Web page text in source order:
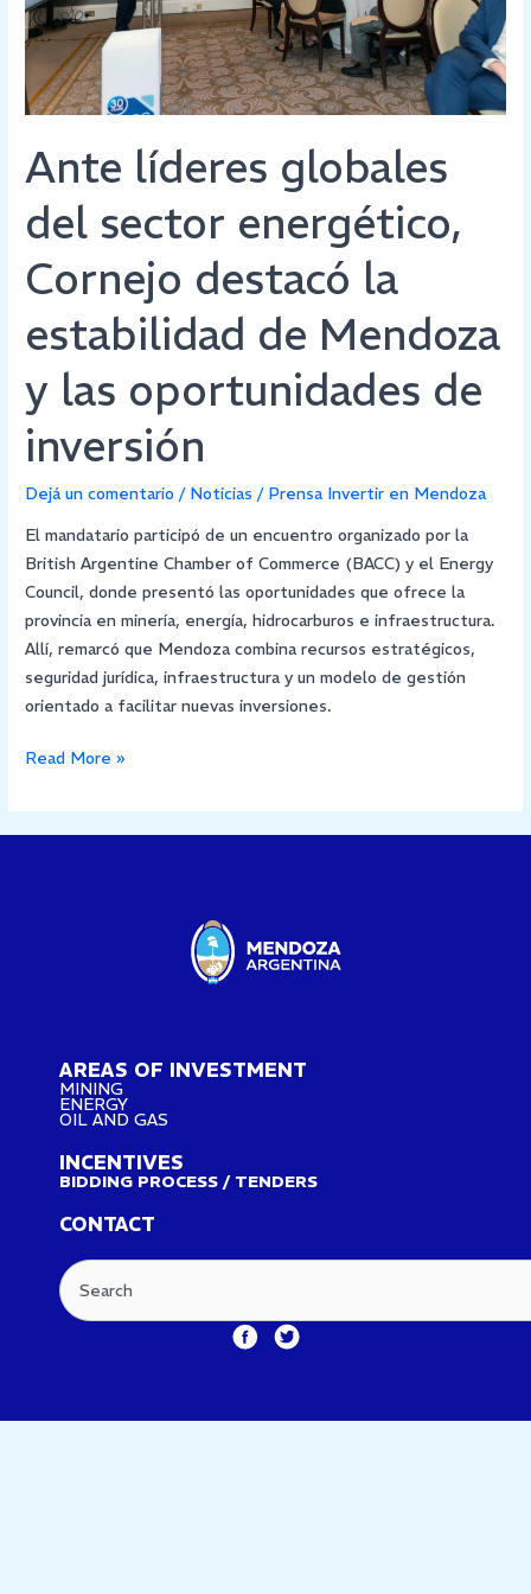
Ante líderes globales
del sector energético,
Cornejo destacó la
estabilidad de Mendoza
y las oportunidades de
inversión
Dejá un comentario / Noticias / Prensa Invertir en Mendoza
El mandatario participó de un encuentro organizado por la
British Argentine Chamber of Commerce (BACC) y el Energy
Council, donde presentó las oportunidades que ofrece la
provincia en minería, energía, hidrocarburos e infraestructura.
Allí, remarcó que Mendoza combina recursos estratégicos,
seguridad jurídica, infraestructura y un modelo de gestión
orientado a facilitar nuevas inversiones.
Cornejo
destacó
la
estabilidad
Mendoza
las
de
Read More »
AREAS OF INVESTMENT
MINING
ENERGY
OIL AND GAS
INCENTIVES
BIDDING PROCESS / TENDERS
CONTACT
Search